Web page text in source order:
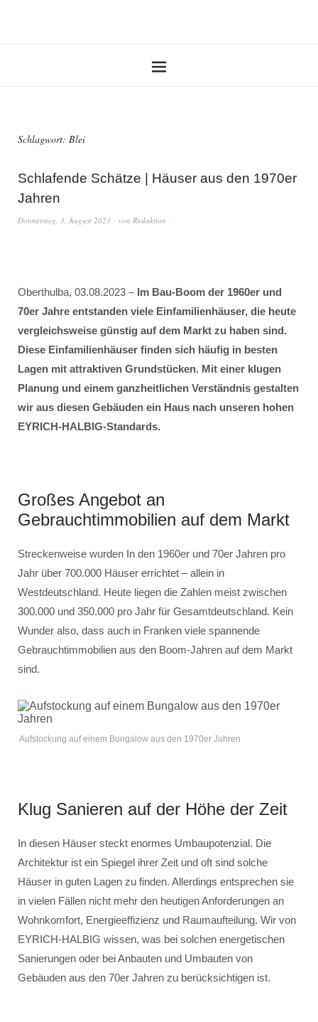
Schlagwort: Blei
Schlafende Schätze | Häuser aus den 1970er
Jahren
Donnerstag, 3. August 2023 von Redaktion
Oberthulba, 03.08.2023 – Im Bau-Boom der 1960er und
70er Jahre entstanden viele Einfamilienhäuser, die heute
vergleichsweise günstig auf dem Markt zu haben sind.
Diese Einfamilienhäuser finden sich häufig in besten
Lagen mit attraktiven Grundstücken. Mit einer klugen
Planung und einem ganzheitlichen Verständnis gestalten
wir aus diesen Gebäuden ein Haus nach unseren hohen
EYRICH-HALBIG-Standards.
Großes Angebot an
Gebrauchtimmobilien auf dem Markt
Streckenweise wurden In den 1960er und 70er Jahren pro
Jahr über 700.000 Häuser errichtet – allein in
Westdeutschland. Heute liegen die Zahlen meist zwischen
300.000 und 350.000 pro Jahr für Gesamtdeutschland. Kein
Wunder also, dass auch in Franken viele spannende
Gebrauchtimmobilien aus den Boom-Jahren auf dem Markt
sind.
Aufstockung auf einem Bungalow aus den 1970er Jahren
Klug Sanieren auf der Höhe der Zeit
In diesen Häuser steckt enormes Umbaupotenzial. Die
Architektur ist ein Spiegel ihrer Zeit und oft sind solche
Häuser in guten Lagen zu finden. Allerdings entsprechen sie
in vielen Fällen nicht mehr den heutigen Anforderungen an
Wohnkomfort, Energieeffizienz und Raumaufteilung. Wir von
EYRICH-HALBIG wissen, was bei solchen energetischen
Sanierungen oder bei Anbauten und Umbauten von
Gebäuden aus den 70er Jahren zu berücksichtigen ist.